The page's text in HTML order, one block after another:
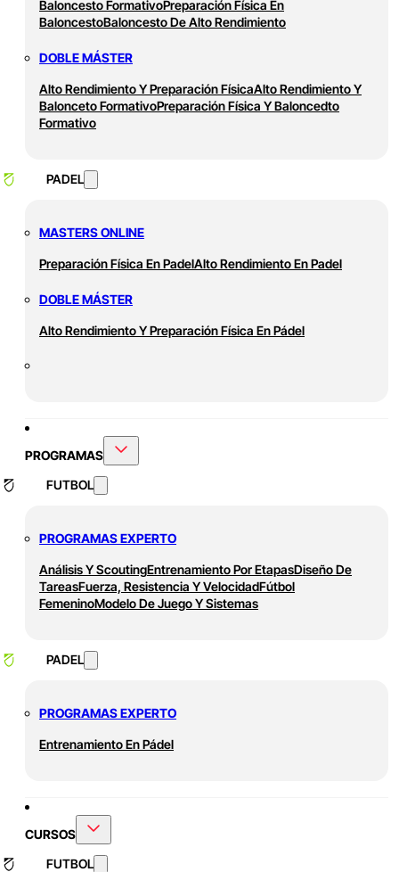
Baloncesto FormativoPreparación Física En
BaloncestoBaloncesto De Alto Rendimiento
DOBLE MÁSTER
Alto Rendimiento Y Preparación FísicaAlto Rendimiento Y
Balonceto FormativoPreparación Física Y Baloncedto
Formativo
PADEL
MASTERS ONLINE
Preparación Física En PadelAlto Rendimiento En Padel
DOBLE MÁSTER
Alto Rendimiento Y Preparación Física En Pádel
PROGRAMAS
FUTBOL
PROGRAMAS EXPERTO
Análisis Y ScoutingEntrenamiento Por EtapasDiseño De
TareasFuerza, Resistencia Y VelocidadFútbol
FemeninoModelo De Juego Y Sistemas
PADEL
PROGRAMAS EXPERTO
Entrenamiento En Pádel
CURSOS
FUTBOL